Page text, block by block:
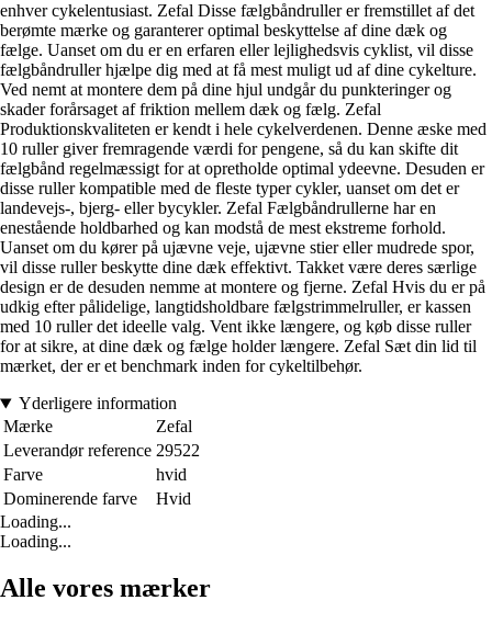
enhver cykelentusiast. Zefal Disse fælgbåndruller er fremstillet af det
berømte mærke og garanterer optimal beskyttelse af dine dæk og
fælge. Uanset om du er en erfaren eller lejlighedsvis cyklist, vil disse
fælgbåndruller hjælpe dig med at få mest muligt ud af dine cykelture.
Ved nemt at montere dem på dine hjul undgår du punkteringer og
skader forårsaget af friktion mellem dæk og fælg. Zefal
Produktionskvaliteten er kendt i hele cykelverdenen. Denne æske med
10 ruller giver fremragende værdi for pengene, så du kan skifte dit
fælgbånd regelmæssigt for at opretholde optimal ydeevne. Desuden er
disse ruller kompatible med de fleste typer cykler, uanset om det er
landevejs-, bjerg- eller bycykler. Zefal Fælgbåndrullerne har en
enestående holdbarhed og kan modstå de mest ekstreme forhold.
Uanset om du kører på ujævne veje, ujævne stier eller mudrede spor,
vil disse ruller beskytte dine dæk effektivt. Takket være deres særlige
design er de desuden nemme at montere og fjerne. Zefal Hvis du er på
udkig efter pålidelige, langtidsholdbare fælgstrimmelruller, er kassen
med 10 ruller det ideelle valg. Vent ikke længere, og køb disse ruller
for at sikre, at dine dæk og fælge holder længere. Zefal Sæt din lid til
mærket, der er et benchmark inden for cykeltilbehør.
Yderligere information
Mærke
Zefal
Leverandør reference 29522
Farve
hvid
Dominerende farve
Hvid
Loading...
Loading...
Alle vores mærker